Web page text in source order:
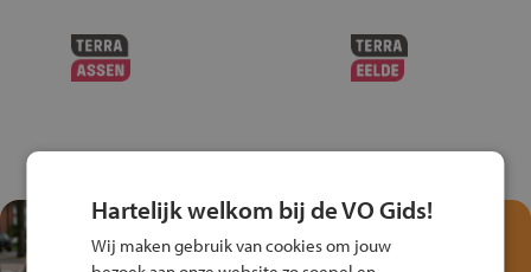
Test je kennis met het
Fiets Veilig
Hartelijk welkom bij de VO Gids!
Wij maken gebruik van cookies om jouw